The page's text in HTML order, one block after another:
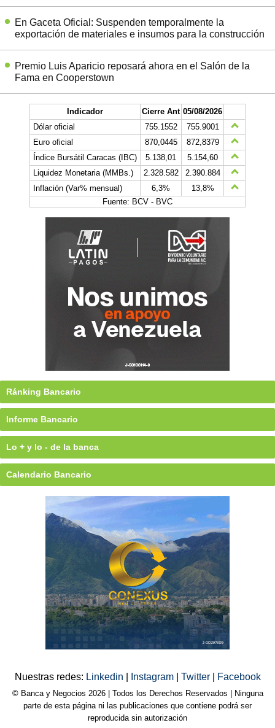
En Gaceta Oficial: Suspenden temporalmente la
exportación de materiales e insumos para la construcción
Premio Luis Aparicio reposará ahora en el Salón de la
Fama en Cooperstown
Indicador Cierre Ant 05/08/2026
Dólar oficial
755.1552
755.9001
Euro oficial
870,0445
872,8379
Índice Bursátil Caracas (IBC)
5.138,01
5.154,60
Liquidez Monetaria (MMBs.)
2.328.582
2.390.884
Inflación (Var% mensual)
6,3%
13,8%
Fuente: BCV - BVC
Ránking Bancario
Informe Bancario
Lo + y lo - de la banca
Calendario Bancario
Nuestras redes: Linkedin Instagram Twitter Facebook
© Banca y Negocios 2026 | Todos los Derechos Reservados | Ninguna
parte de esta página ni las publicaciones que contiene podrá ser
reproducida sin autorización